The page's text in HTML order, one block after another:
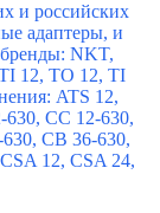
и российских
адаптеры, и
NKT,
12, TO 12, TI
ATS 12,
CC 12-630,
CB 36-630,
12, CSA 24,